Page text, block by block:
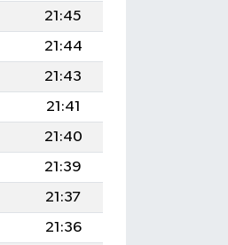
21:45
21:44
21:43
21:41
21:40
21:39
21:37
21:36